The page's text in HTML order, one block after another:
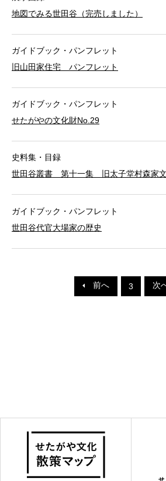
地図でみる世田谷（完売しました）
ガイドブック・パンフレット
旧山田家住宅 パンフレット
ガイドブック・パンフレット
せたがやの文化財No.29
史料集・目録
世田谷叢書 第十一集 旧太子堂村森家
ガイドブック・パンフレット
世田谷代官大場家の歴史
前へ 3 次